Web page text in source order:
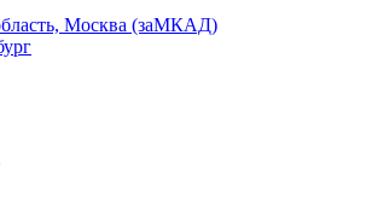
Москва (заМКАД)